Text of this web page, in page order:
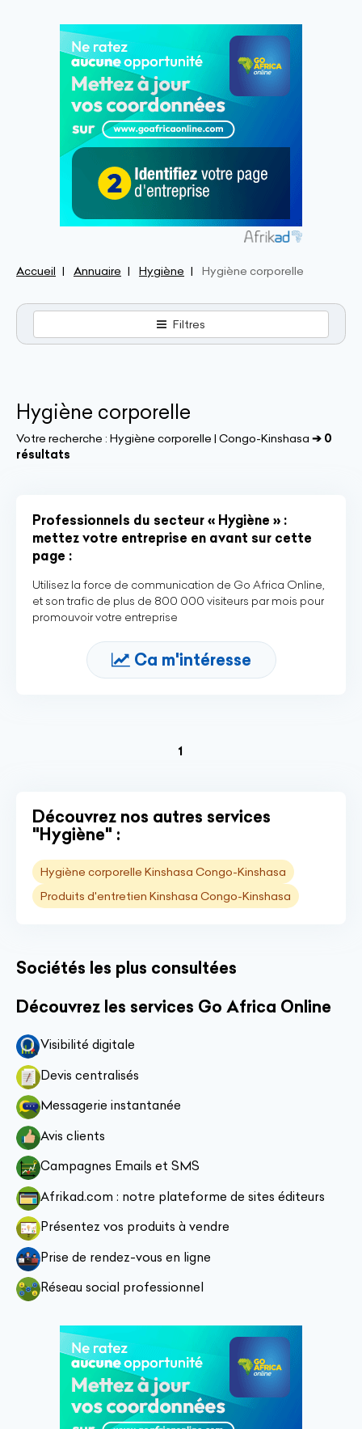
Accueil Annuaire Hygiène Hygiène corporelle
Filtres
Hygiène corporelle
Votre recherche : Hygiène corporelle | Congo-Kinshasa ➔ 0
résultats
Professionnels du secteur « Hygiène » :
mettez votre entreprise en avant sur cette
page :
Utilisez la force de communication de Go Africa Online,
et son trafic de plus de 800 000 visiteurs par mois pour
promouvoir votre entreprise
Ca m'intéresse
1
Découvrez nos autres services
"Hygiène" :
Hygiène corporelle Kinshasa Congo-Kinshasa
Produits d'entretien Kinshasa Congo-Kinshasa
Sociétés les plus consultées
Découvrez les services Go Africa Online
Visibilité digitale
Devis centralisés
Messagerie instantanée
Avis clients
Campagnes Emails et SMS
Afrikad.com : notre plateforme de sites éditeurs
Présentez vos produits à vendre
Prise de rendez-vous en ligne
Réseau social professionnel